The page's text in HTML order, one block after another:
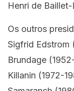
Henri de
Os outros
Sigfrid Edstrom
Brundage
Killanin (1972-